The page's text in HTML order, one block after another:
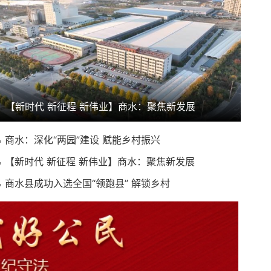
【新时代 新征程 新伟业】商水：聚焦新发展
商水：深化“两园”建设 赋能乡村振兴
【新时代 新征程 新伟业】商水：聚焦新发展
商水县成功入选全国“领跑县” 解锁乡村